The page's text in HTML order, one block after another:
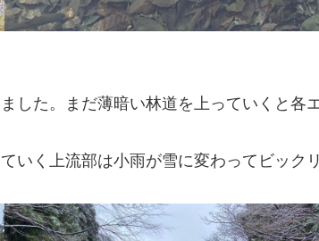
した。まだ薄暗い林道を上っていくと各
いく上流部は小雨が雪に変わってビックリ